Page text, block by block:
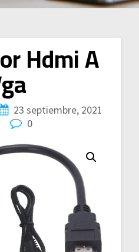
Hdmi A
23 septiembre, 2021
0